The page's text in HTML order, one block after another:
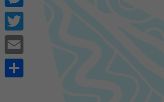
Messenger
Twitter
Email